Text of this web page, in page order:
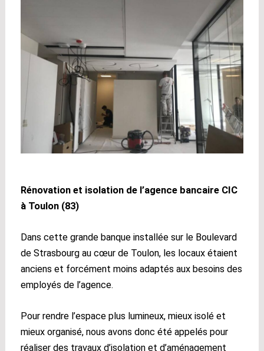
Rénovation et isolation de l’agence bancaire CIC
à Toulon (83)
Dans cette grande banque installée sur le Boulevard
de Strasbourg au cœur de Toulon, les locaux étaient
anciens et forcément moins adaptés aux besoins des
employés de l’agence.
Pour rendre l’espace plus lumineux, mieux isolé et
mieux organisé, nous avons donc été appelés pour
réaliser des travaux d’isolation et d’aménagement